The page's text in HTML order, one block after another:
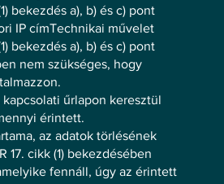
bekezdés a), b) és c) pont
IP címTechnikai művelet
bekezdés a), b) és c) pont
nem szükséges, hogy
űrlapon keresztül
érintett.
az adatok törlésének
17. cikk (1) bekezdésében
fennáll, úgy az érintett